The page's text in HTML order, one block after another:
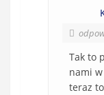
Tak to
nami
teraz